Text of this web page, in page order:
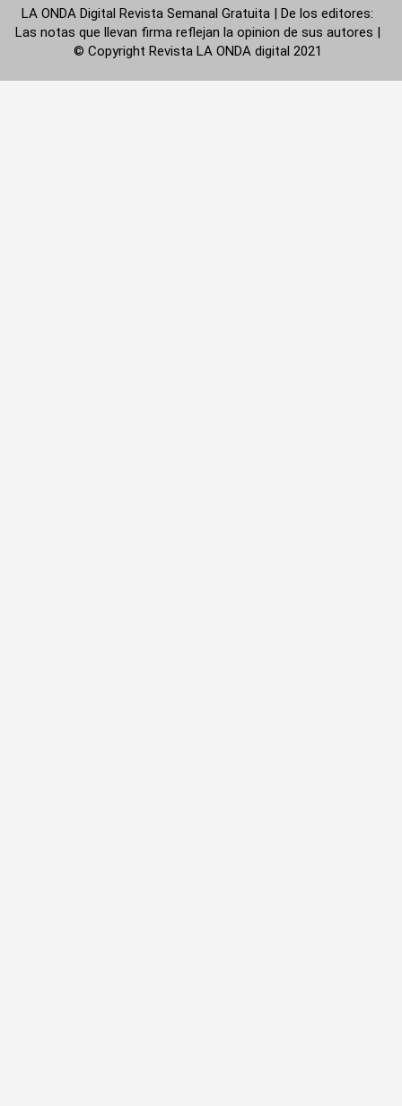
LA ONDA Digital Revista Semanal Gratuita | De los editores:
Las notas que llevan firma reflejan la opinion de sus autores |
© Copyright Revista LA ONDA digital 2021